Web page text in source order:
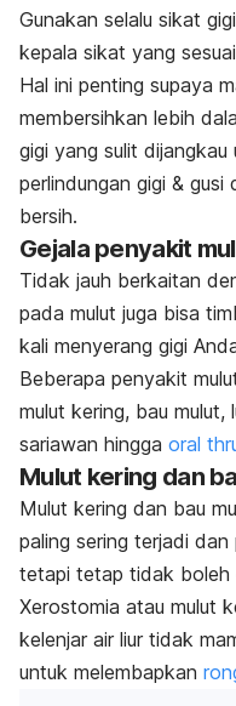
Gunakan selalu sikat
kepala sikat yang
Hal ini penting supaya
membersihkan lebih
gigi yang sulit
perlindungan gigi & gusi
bersih.
Gejala penyakit
Tidak jauh berkaitan
pada mulut juga bisa
kali menyerang gigi
Beberapa penyakit
mulut kering, bau mulut,
sariawan hingga oral
Mulut kering dan
Mulut kering dan bau
paling sering terjadi
tetapi tetap tidak boleh
Xerostomia atau mulut
kelenjar air liur tidak
untuk melembapkan